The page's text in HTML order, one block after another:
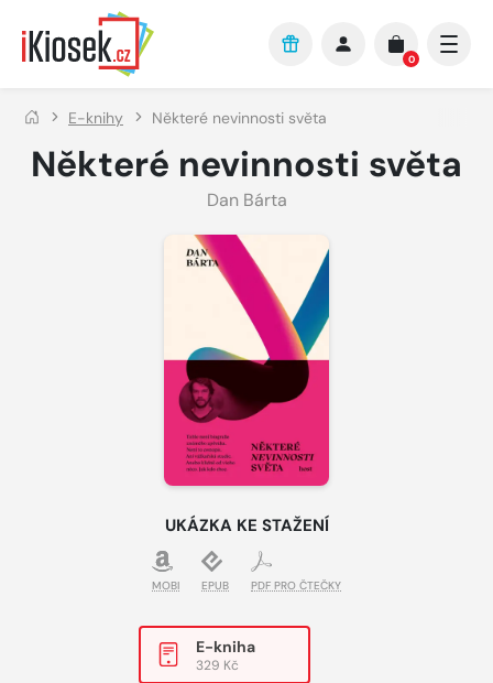
Přejít na hlavní obsah
0
E-knihy Některé nevinnosti světa
Některé nevinnosti světa
Dan Bárta
UKÁZKA KE STAŽENÍ
MOBI EPUB PDF PRO ČTEČKY
E-kniha
329 Kč